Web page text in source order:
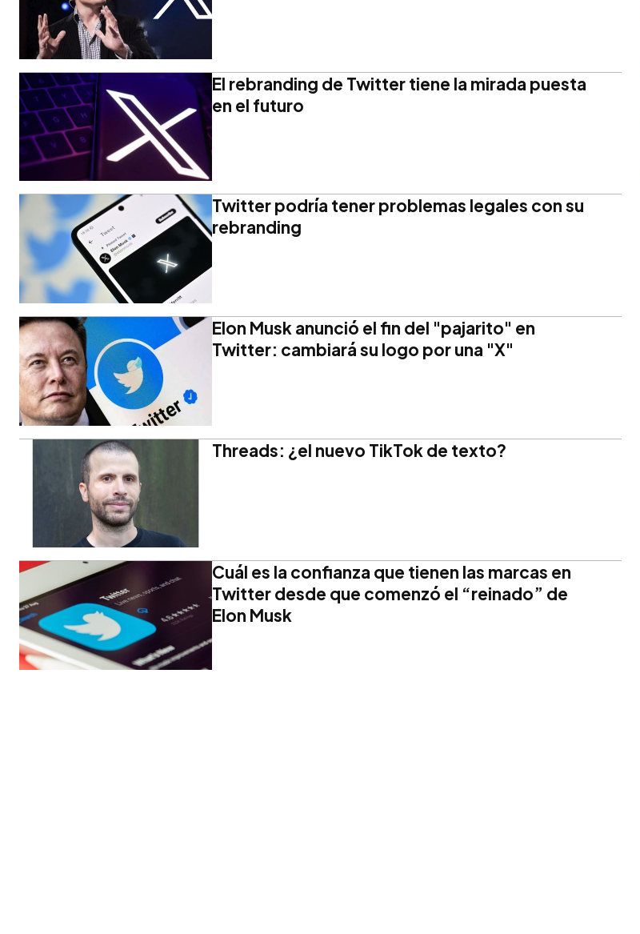
El rebranding de Twitter tiene la mirada puesta
en el futuro
Twitter podría tener problemas legales con su
rebranding
Elon Musk anunció el fin del "pajarito" en
Twitter: cambiará su logo por una "X"
Threads: ¿el nuevo TikTok de texto?
Cuál es la confianza que tienen las marcas en
Twitter desde que comenzó el “reinado” de
Elon Musk